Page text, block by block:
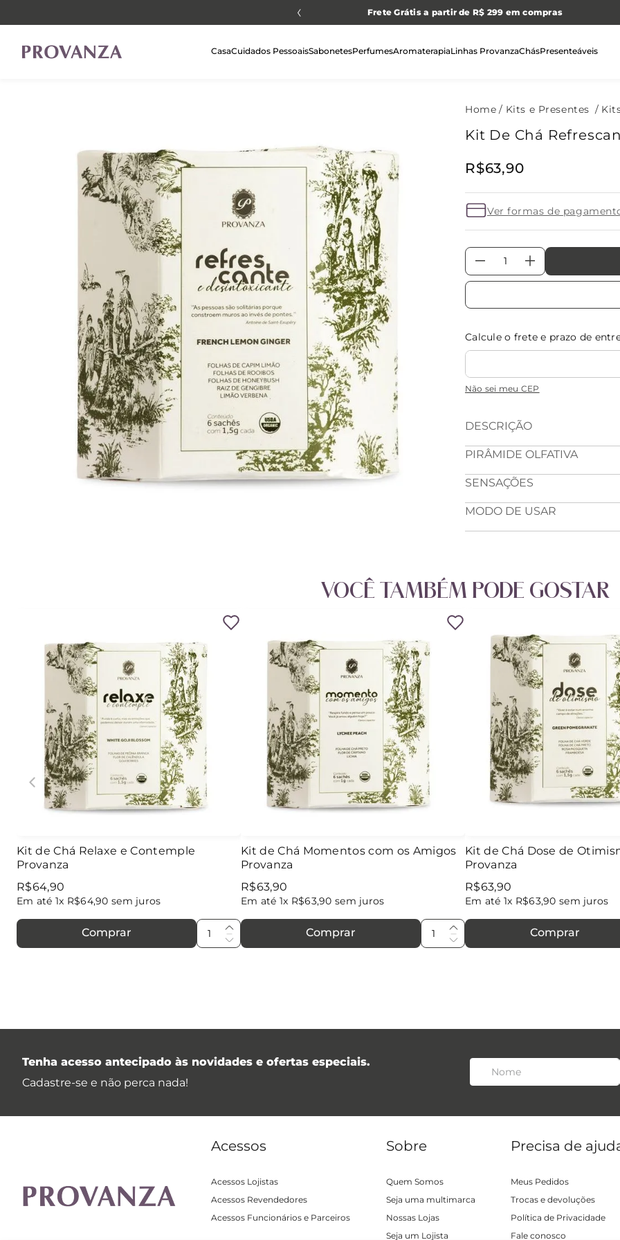
Aproveite 5% de desconto extra para pagamentos via PIX Frete Grátis a partir de R$ 299 em compras
CasaCuidados PessoaisSabonetesPerfumesAromaterapiaLinhas ProvanzaChásPresenteáveis
Kits e Presentes
Kit De Chá
R$63,90
Ver formas de
＋
－
Calcule o frete e prazo de
Não sei meu CEP
DESCRIÇÃO
PIRÂMIDE OLFATIVA
SENSAÇÕES
MODO DE USAR
VOCÊ TAMBÉM PODE GOSTAR
Kit de Chá Relaxe e Contemple
Provanza
R$64,90
Em até 1x R$64,90 sem juros
Comprar
Kit de Chá Momentos com os Amigos
Provanza
R$63,90
Em até 1x R$63,90 sem juros
Comprar
Kit de Chá Dose de
Provanza
R$63,90
Em até 1x R$63,90 sem juros
Comprar
Tenha acesso antecipado às novidades e ofertas especiais.
Cadastre-se e não perca nada!
Acessos
Acessos Lojistas
Acessos Revendedores
Acessos Funcionários e Parceiros
Sobre
Quem Somos
Seja uma multimarca
Nossas Lojas
Seja um Lojista
Precisa de
Meus Pedidos
Trocas e devoluções
Política de Privacidade
Fale conosco